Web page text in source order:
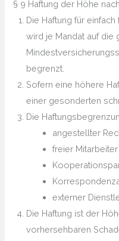
§ 9 Haftung der Höhe nach
Die Haftung für
wird je Mandat auf die
begrenzt.
Sofern eine höhere
einer gesonderten
Die
angestellter
freier Mitarbeiter
externer
Die Haftung ist der
vorhersehbaren